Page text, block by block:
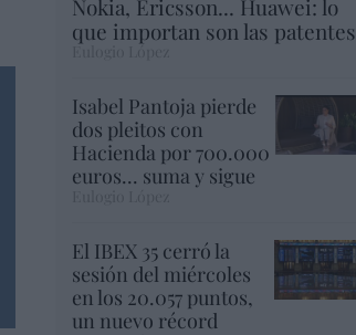
Nokia, Ericsson... Huawei: lo
que importan son las patentes
Eulogio López
Isabel Pantoja pierde
dos pleitos con
Hacienda por 700.000
euros... suma y sigue
El IBEX 35 cerró la
sesión del miércoles
en los 20.057 puntos,
un nuevo récord